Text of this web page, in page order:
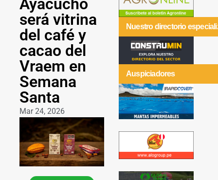
Ayacucho
será vitrina
del café y
cacao del
Vraem en
Semana
Santa
Mar 24, 2026
Nuestro directorio
Auspiciadores